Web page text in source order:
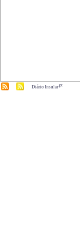
Diário Insular.pt